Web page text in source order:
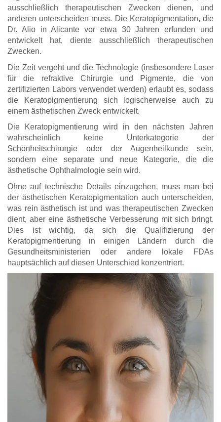
ausschließlich therapeutischen Zwecken dienen, und
anderen unterscheiden muss. Die Keratopigmentation, die
Dr. Alio in Alicante vor etwa 30 Jahren erfunden und
entwickelt hat, diente ausschließlich therapeutischen
Zwecken.
Die Zeit vergeht und die Technologie (insbesondere Laser
für die refraktive Chirurgie und Pigmente, die von
zertifizierten Labors verwendet werden) erlaubt es, sodass
die Keratopigmentierung sich logischerweise auch zu
einem ästhetischen Zweck entwickelt.
Die Keratopigmentierung wird in den nächsten Jahren
wahrscheinlich keine Unterkategorie der
Schönheitschirurgie oder der Augenheilkunde sein,
sondern eine separate und neue Kategorie, die die
ästhetische Ophthalmologie sein wird.
Ohne auf technische Details einzugehen, muss man bei
der ästhetischen Keratopigmentation auch unterscheiden,
was rein ästhetisch ist und was therapeutischen Zwecken
dient, aber eine ästhetische Verbesserung mit sich bringt.
Dies ist wichtig, da sich die Qualifizierung der
Keratopigmentierung in einigen Ländern durch die
Gesundheitsministerien oder andere lokale FDAs
hauptsächlich auf diesen Unterschied konzentriert.